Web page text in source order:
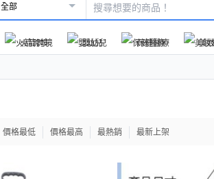
全部
火箭跨境 嬰幼兒 保健醫療 美
價格最低 價格最高 最熱銷 最新上架